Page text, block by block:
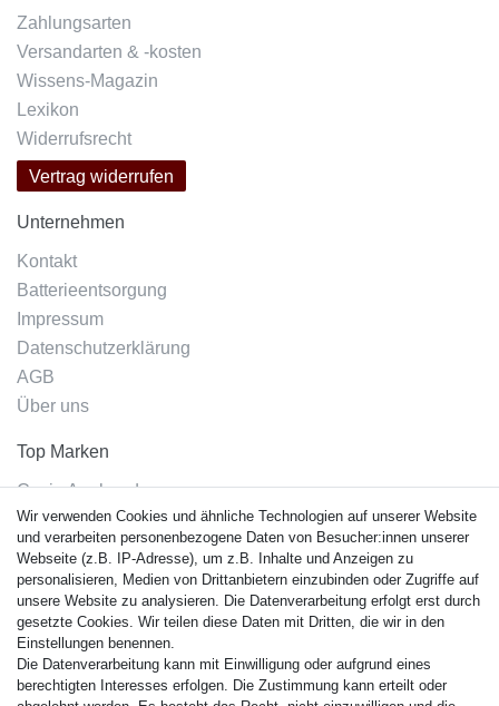
Zahlungsarten
Versandarten & -kosten
Wissens-Magazin
Lexikon
Widerrufsrecht
Vertrag widerrufen
Unternehmen
Kontakt
Batterieentsorgung
Impressum
Datenschutzerklärung
AGB
Über uns
Top Marken
Casio Armband
Festina Armband
Citizen Armband
M. Lacroix Armband
J. Lemans Armband
Uhrenarmbänder - Alle
Sicherheit
Wir verwenden Cookies und ähnliche Technologien auf unserer Website
und verarbeiten personenbezogene Daten von Besucher:innen unserer
Webseite (z.B. IP-Adresse), um z.B. Inhalte und Anzeigen zu
personalisieren, Medien von Drittanbietern einzubinden oder Zugriffe auf
unsere Website zu analysieren. Die Datenverarbeitung erfolgt erst durch
gesetzte Cookies. Wir teilen diese Daten mit Dritten, die wir in den
Einstellungen benennen.
Die Datenverarbeitung kann mit Einwilligung oder aufgrund eines
berechtigten Interesses erfolgen. Die Zustimmung kann erteilt oder